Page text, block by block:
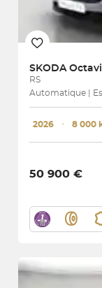
SKODA
RS
Automatique |
2026 ･ 8 000
50 900 €